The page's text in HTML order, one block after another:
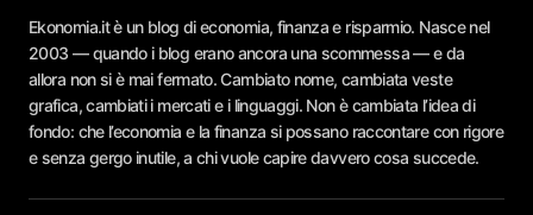
Ekonomia.it è un blog di economia, finanza e risparmio. Nasce nel
2003 — quando i blog erano ancora una scommessa — e da
allora non si è mai fermato. Cambiato nome, cambiata veste
grafica, cambiati i mercati e i linguaggi. Non è cambiata l’idea di
fondo: che l’economia e la finanza si possano raccontare con rigore
e senza gergo inutile, a chi vuole capire davvero cosa succede.